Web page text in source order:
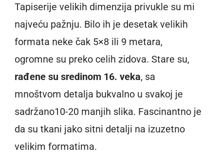
Tapiserije velikih dimenzija privukle su mi
najveću pažnju. Bilo ih je desetak velikih
formata neke čak 5×8 ili 9 metara,
ogromne su preko celih zidova. Stare su,
rađene su sredinom 16. veka, sa
mnoštvom detalja bukvalno u svakoj je
sadržano10-20 manjih slika. Fascinantno je
da su tkani jako sitni detalji na izuzetno
velikim formatima.